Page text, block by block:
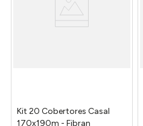
Kit 20 Cobertores Casal
170x190m - Fibran